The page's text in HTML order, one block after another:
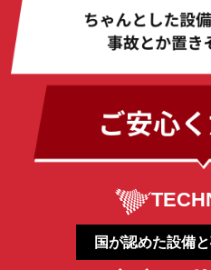
国が認めた設備